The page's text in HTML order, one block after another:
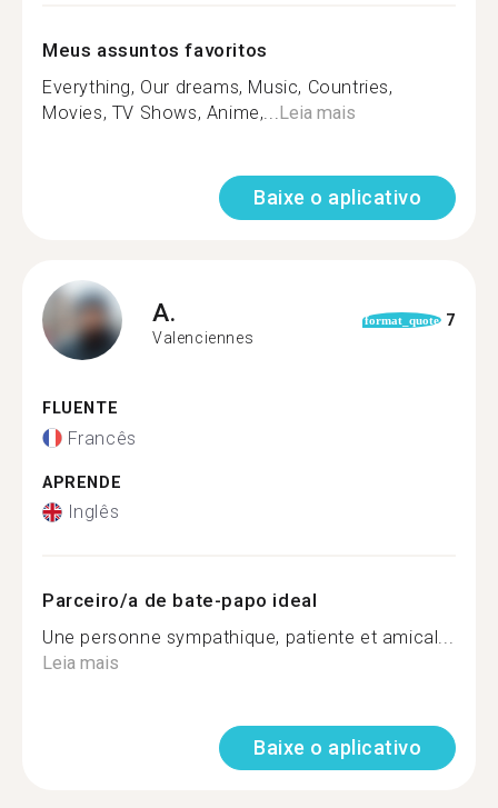
Meus assuntos favoritos
Everything, Our dreams, Music, Countries,
Movies, TV Shows, Anime,...Leia mais
Baixe o aplicativo
A.
Valenciennes
format_quote 7
FLUENTE
Francês
APRENDE
Inglês
Parceiro/a de bate-papo ideal
Une personne sympathique, patiente et amical...
Leia mais
Baixe o aplicativo